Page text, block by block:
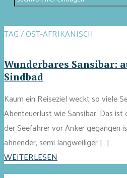
TAG / OST-AFRIKANISCH
Wunderbares Sansibar:
Sindbad
Kaum ein Reiseziel weckt so viele
Abenteuerlust wie Sansibar. Das
der Seefahrer vor Anker gegangen
ahnender, semi langweiliger […]
WEITERLESEN